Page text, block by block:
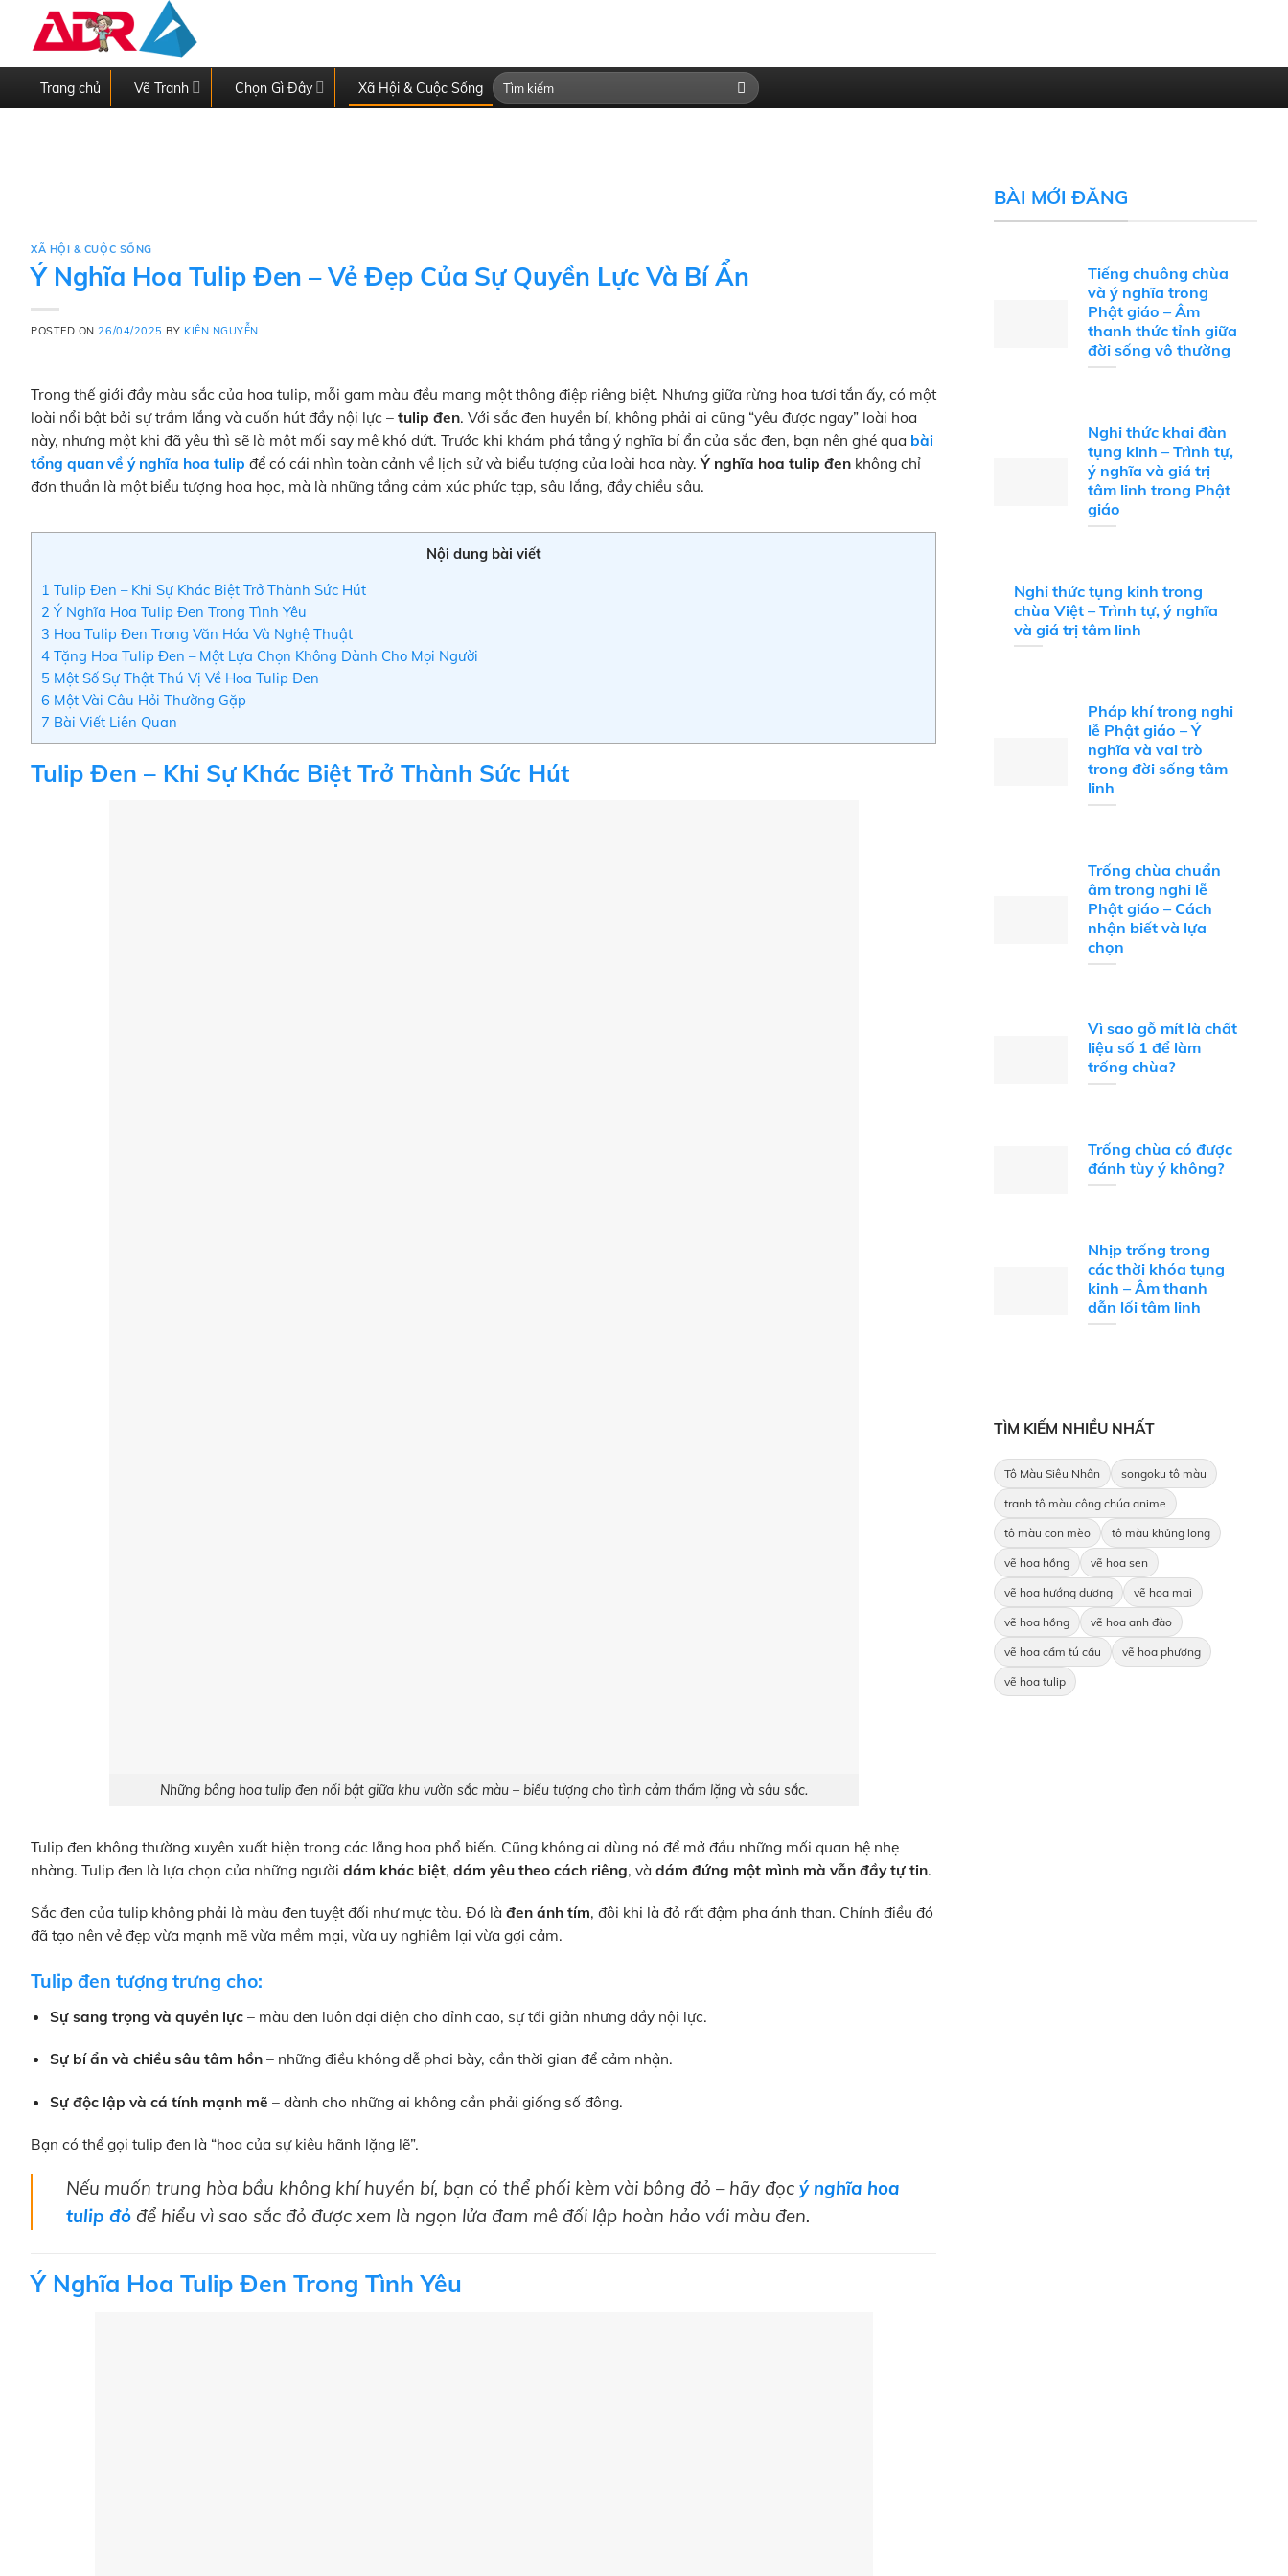
Trang chủ Vẽ Tranh Chọn Gì Đây Xã Hội & Cuộc Sống
XÃ HỘI & CUỘC SỐNG
Ý Nghĩa Hoa Tulip Đen – Vẻ Đẹp Của Sự Quyền Lực Và Bí Ẩn
POSTED ON26/04/2025 BY KIÊN NGUYỄN
Trong thế giới đầy màu sắc của hoa tulip, mỗi gam màu đều mang một thông điệp riêng biệt. Nhưng giữa rừng hoa tươi tắn ấy, có một
loài nổi bật bởi sự trầm lắng và cuốn hút đầy nội lực – tulip đen. Với sắc đen huyền bí, không phải ai cũng “yêu được ngay” loài hoa
này, nhưng một khi đã yêu thì sẽ là một mối say mê khó dứt. Trước khi khám phá tầng ý nghĩa bí ẩn của sắc đen, bạn nên ghé qua bài
tổng quan về ý nghĩa hoa tulip để có cái nhìn toàn cảnh về lịch sử và biểu tượng của loài hoa này.Ý nghĩa hoa tulip đen không chỉ
đơn thuần là một biểu tượng hoa học, mà là những tầng cảm xúc phức tạp, sâu lắng, đầy chiều sâu.
Nội dung bài viết
1 Tulip Đen – Khi Sự Khác Biệt Trở Thành Sức Hút
2 Ý Nghĩa Hoa Tulip Đen Trong Tình Yêu
3 Hoa Tulip Đen Trong Văn Hóa Và Nghệ Thuật
4 Tặng Hoa Tulip Đen – Một Lựa Chọn Không Dành Cho Mọi Người
5 Một Số Sự Thật Thú Vị Về Hoa Tulip Đen
6 Một Vài Câu Hỏi Thường Gặp
7 Bài Viết Liên Quan
Tulip Đen – Khi Sự Khác Biệt Trở Thành Sức Hút
Những bông hoa tulip đen nổi bật giữa khu vườn sắc màu – biểu tượng cho tình cảm thầm lặng và sâu sắc.
Tulip đen không thường xuyên xuất hiện trong các lẵng hoa phổ biến. Cũng không ai dùng nó để mở đầu những mối quan hệ nhẹ
nhàng. Tulip đen là lựa chọn của những người dám khác biệt, dám yêu theo cách riêng, và dám đứng một mình mà vẫn đầy tự tin.
Sắc đen của tulip không phải là màu đen tuyệt đối như mực tàu. Đó là đen ánh tím, đôi khi là đỏ rất đậm pha ánh than. Chính điều đó
đã tạo nên vẻ đẹp vừa mạnh mẽ vừa mềm mại, vừa uy nghiêm lại vừa gợi cảm.
Tulip đen tượng trưng cho:
Sự sang trọng và quyền lực – màu đen luôn đại diện cho đỉnh cao, sự tối giản nhưng đầy nội lực.
Sự bí ẩn và chiều sâu tâm hồn – những điều không dễ phơi bày, cần thời gian để cảm nhận.
Sự độc lập và cá tính mạnh mẽ – dành cho những ai không cần phải giống số đông.
Bạn có thể gọi tulip đen là “hoa của sự kiêu hãnh lặng lẽ”.
Nếu muốn trung hòa bầu không khí huyền bí, bạn có thể phối kèm vài bông đỏ – hãy đọc ý nghĩa hoa
tulip đỏđể hiểu vì sao sắc đỏ được xem là ngọn lửa đam mê đối lập hoàn hảo với màu đen.
Ý Nghĩa Hoa Tulip Đen Trong Tình Yêu
BÀI MỚI ĐĂNG
Tiếng chuông chùa
và ý nghĩa trong
Phật giáo – Âm
thanh thức tỉnh giữa
đời sống vô thường
Nghi thức khai đàn
tụng kinh – Trình tự,
ý nghĩa và giá trị
tâm linh trong Phật
giáo
Nghi thức tụng kinh trong
chùa Việt – Trình tự, ý nghĩa
và giá trị tâm linh
Pháp khí trong nghi
lễ Phật giáo – Ý
nghĩa và vai trò
trong đời sống tâm
linh
Trống chùa chuẩn
âm trong nghi lễ
Phật giáo – Cách
nhận biết và lựa
chọn
Vì sao gỗ mít là chất
liệu số 1 để làm
trống chùa?
Trống chùa có được
đánh tùy ý không?
Nhịp trống trong
các thời khóa tụng
kinh – Âm thanh
dẫn lối tâm linh
TÌM KIẾM NHIỀU NHẤT
Tô Màu Siêu Nhân songoku tô màu
tranh tô màu công chúa anime
tô màu con mèo tô màu khủng long
vẽ hoa hồng vẽ hoa sen
vẽ hoa hướng dương vẽ hoa mai
vẽ hoa hồng vẽ hoa anh đào
vẽ hoa cẩm tú cầu vẽ hoa phượng
vẽ hoa tulip